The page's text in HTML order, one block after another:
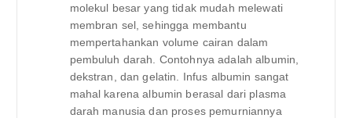
molekul besar yang tidak mudah melewati
membran sel, sehingga membantu
mempertahankan volume cairan dalam
pembuluh darah. Contohnya adalah albumin,
dekstran, dan gelatin. Infus albumin sangat
mahal karena albumin berasal dari plasma
darah manusia dan proses pemurniannya